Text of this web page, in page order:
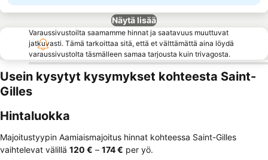
Näytä lisää
Varaussivustoilta saamamme hinnat ja saatavuus muuttuvat
jatkuvasti. Tämä tarkoittaa sitä, että et välttämättä aina löydä
varaussivustolta täsmälleen samaa tarjousta kuin trivagosta.
Usein kysytyt kysymykset kohteesta Saint-
Gilles
Hintaluokka
Majoitustyypin Aamiaismajoitus hinnat kohteessa Saint-Gilles
vaihtelevat välillä ‎120 € – ‎174 € per yö.